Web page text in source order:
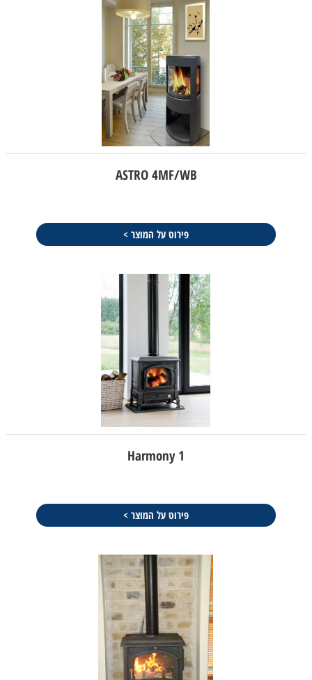
ASTRO 4MF/WB
פירוט על המוצר >
Harmony 1
פירוט על המוצר >